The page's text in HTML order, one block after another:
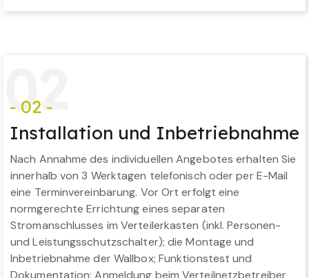
02
- 02 -
Installation und Inbetriebnahme
Nach Annahme des individuellen Angebotes erhalten Sie
innerhalb von 3 Werktagen telefonisch oder per E-Mail
eine Terminvereinbarung. Vor Ort erfolgt eine
normgerechte Errichtung eines separaten
Stromanschlusses im Verteilerkasten (inkl. Personen-
und Leistungsschutzschalter); die Montage und
Inbetriebnahme der Wallbox; Funktionstest und
Dokumentation; Anmeldung beim Verteilnetzbetreiber